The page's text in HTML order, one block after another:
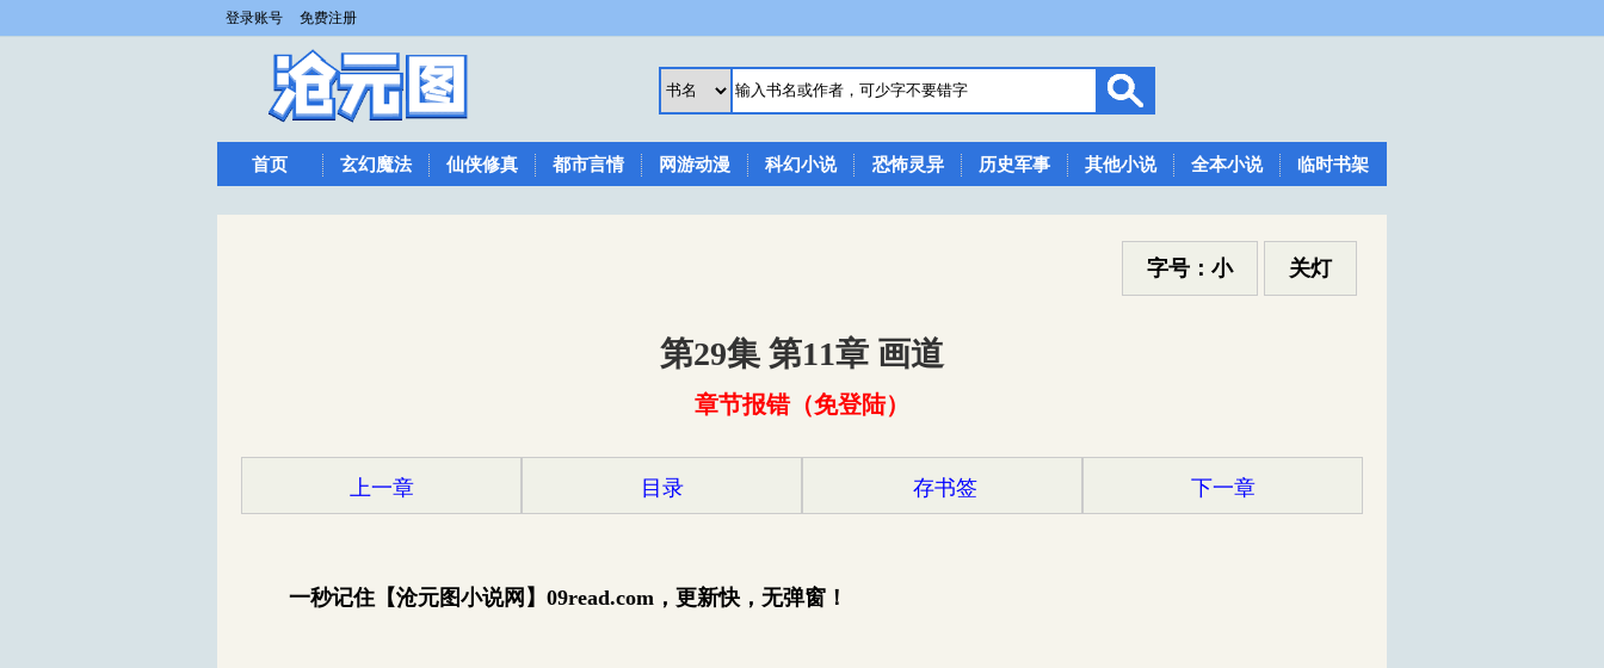
登录账号 免费注册
首页 玄幻魔法 仙侠修真 都市言情 网游动漫 科幻小说 恐怖灵异 历史军事 其他小说 全本小说 临时书架
关灯
字号：小
第29集 第11章 画道
章节报错（免登陆）
上一章 目录 存书签 下一章
一秒记住【沧元图小说网】09read.com，更新快，无弹窗！